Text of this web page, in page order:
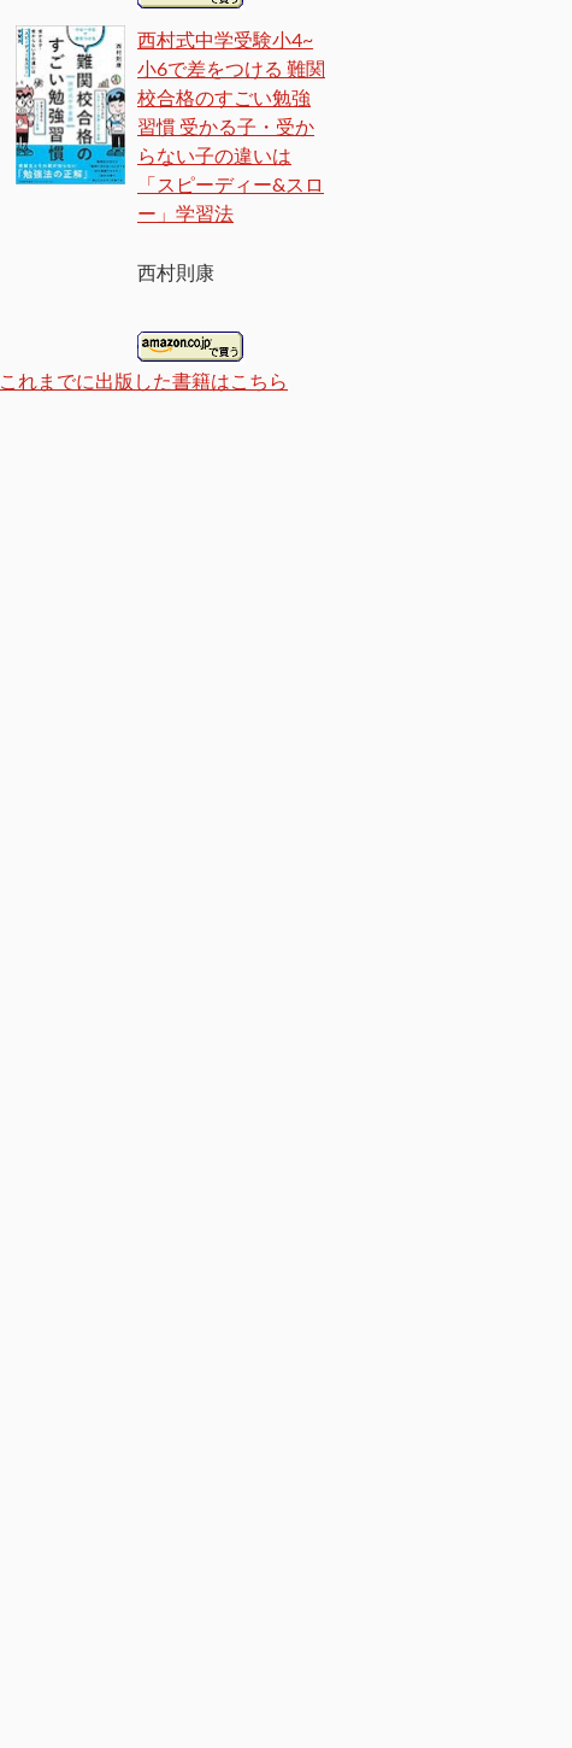
西村式中学受験小4~
小6で差をつける 難関
校合格のすごい勉強
習慣 受かる子・受か
らない子の違いは
「スピーディー&スロ
ー」学習法
西村則康
これまでに出版した書籍はこちら